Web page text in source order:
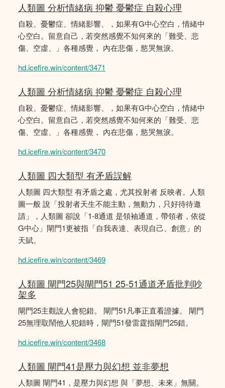
人類圖 分析情緒病 抑鬱 憂鬱症 自殺心理
自殺、憂鬱症、情緒影響、，如果有G中心空白，情緒中
心空白。留意自己，若突然感覺不知何來的「難受、悲
傷、空虛、」各種感覺， 內在悲傷，慾哭無淚。
hd.icefire.win/content/3471
人類圖 分析情緒病 抑鬱 憂鬱症 自殺心理
自殺、憂鬱症、情緒影響、，如果有G中心空白，情緒中
心空白。留意自己，若突然感覺不知何來的「難受、悲
傷、空虛、」各種感覺， 內在悲傷，慾哭無淚。
hd.icefire.win/content/3470
人類圖 四大類型 有矛盾誤解
人類圖 四大類型 有矛盾之處，尤其投射者 反映者。人類
圖一般 說「投射者天生不能主動，無動力，只好待待邀
請」，人類圖 卻說「1-8通道 是領袖通道，帶領者，依從
G中心」閘門1更被指「自我表達、表現自己、創意」的
天賦。
hd.icefire.win/content/3469
人類圖 閘門25與閘門51 25-51通道矛盾批判吵
架多
閘門25主觀說人會犯錯。 閘門51凡事正直看證據。 閘門
25無理取鬧他人犯錯時，閘門51發雷霆指閘門25錯。
hd.icefire.win/content/3468
人類圖 閘門41是壓力與幻想 並非夢想
人類圖 閘門41，是壓力與幻想 與「夢想、未來」無關。